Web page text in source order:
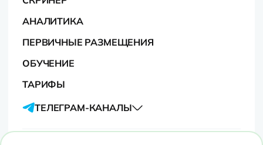
АНАЛИТИКА
ПЕРВИЧНЫЕ РАЗМЕЩЕНИЯ
ОБУЧЕНИЕ
ТАРИФЫ
ТЕЛЕГРАМ-КАНАЛЫ